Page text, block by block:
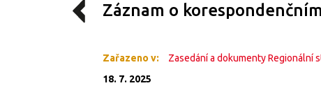
Záznam o
Zařazeno v:
Zasedání a dokumenty Regionální
18. 7. 2025